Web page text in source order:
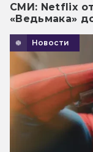
СМИ: Netflix
«Ведьмака»
Новости